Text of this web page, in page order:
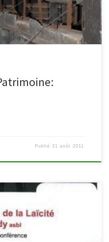
Publié31 août 2011
de la Laïcité de
l’appauvrissement des